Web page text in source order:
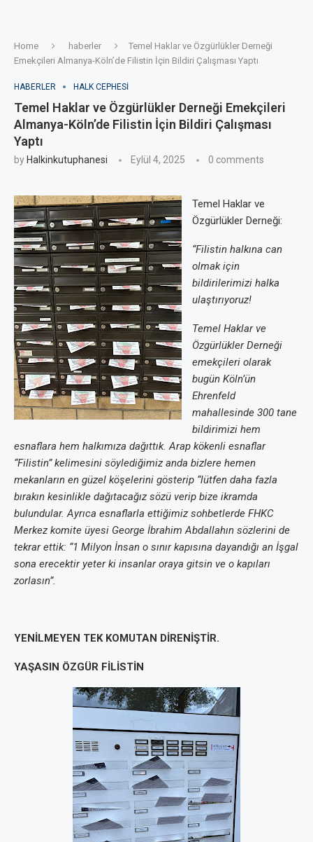
Home haberler
Temel Haklar ve Özgürlükler Derneği
Emekçileri Almanya-Köln’de Filistin İçin Bildiri Çalışması Yaptı
HABERLER HALK CEPHESI
Temel Haklar ve Özgürlükler Derneği Emekçileri
Almanya-Köln’de Filistin İçin Bildiri Çalışması
Yaptı
by Halkinkutuphanesi Eylül 4, 2025 0 comments
Temel Haklar ve
Özgürlükler Derneği:
“Filistin halkına can
olmak için
bildirilerimizi halka
ulaştırıyoruz!
Temel Haklar ve
Özgürlükler Derneği
emekçileri olarak
bugün Köln’ün
Ehrenfeld
mahallesinde 300 tane
bildirimizi hem
esnaflara hem halkımıza dağıttık. Arap kökenli esnaflar
“Filistin” kelimesini söylediğimiz anda bizlere hemen
mekanların en güzel köşelerini gösterip “lütfen daha fazla
bırakın kesinlikle dağıtacağız sözü verip bize ikramda
bulundular. Ayrıca esnaflarla ettiğimiz sohbetlerde FHKC
Merkez komite üyesi George İbrahim Abdallahın sözlerini de
tekrar ettik: “1 Milyon İnsan o sınır kapısına dayandığı an İşgal
sona erecektir yeter ki insanlar oraya gitsin ve o kapıları
zorlasın”.
YENİLMEYEN TEK KOMUTAN DİRENİŞTİR.
YAŞASIN ÖZGÜR FİLİSTİN